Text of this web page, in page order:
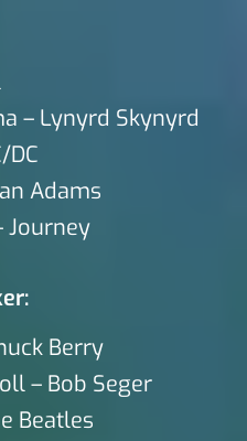
– Lynyrd Skynyrd
DC
Adams
Journey
Berry
– Bob Seger
Beatles